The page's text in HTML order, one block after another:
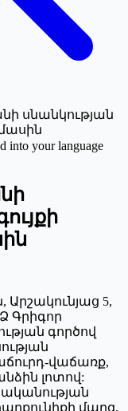
սնանկության
into your language
Արշակունյաց 5,
Գրիգոր
գործով
վաճառք,
լոտով:
մարզ,